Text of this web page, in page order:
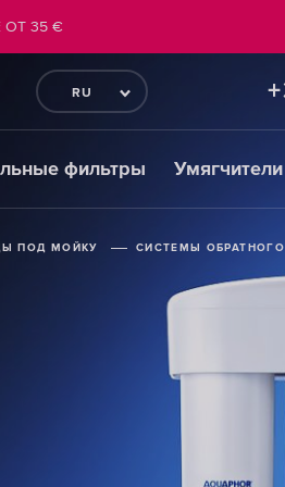
RU
фильтры Умягчители
ОТ 35 €
ПОД МОЙКУ СИСТЕМЫ
ПОД МОЙКУ СИСТЕМЫ
ПОД МОЙКУ СИСТЕМЫ